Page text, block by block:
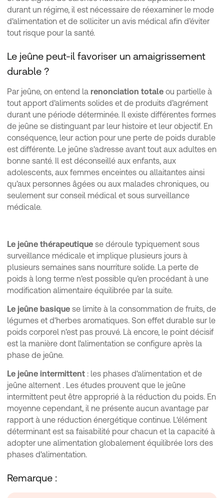
durant un régime, il est nécessaire de réexaminer le mode
d'alimentation et de solliciter un avis médical afin d’éviter
tout risque pour la santé.
Le jeûne peut-il favoriser un amaigrissement
durable ?
Par jeûne, on entend la renonciation totale ou partielle à
tout apport d'aliments solides et de produits d’agrément
durant une période déterminée. Il existe différentes formes
de jeûne se distinguant par leur histoire et leur objectif. En
conséquence, leur action pour une perte de poids durable
est différente. Le jeûne s'adresse avant tout aux adultes en
bonne santé. Il est déconseillé aux enfants, aux
adolescents, aux femmes enceintes ou allaitantes ainsi
qu’aux personnes âgées ou aux malades chroniques, ou
seulement sur conseil médical et sous surveillance
médicale.
Le jeûne thérapeutique se déroule typiquement sous
surveillance médicale et implique plusieurs jours à
plusieurs semaines sans nourriture solide. La perte de
poids à long terme n’est possible qu’en procédant à une
modification alimentaire équilibrée par la suite.
Le jeûne basique se limite à la consommation de fruits, de
légumes et d'herbes aromatiques. Son effet durable sur le
poids corporel n'est pas prouvé. Là encore, le point décisif
est la manière dont l'alimentation se configure après la
phase de jeûne.
Le jeûne intermittent : les phases d'alimentation et de
jeûne alternent . Les études prouvent que le jeûne
intermittent peut être approprié à la réduction du poids. En
moyenne cependant, il ne présente aucun avantage par
rapport à une réduction énergétique continue. L‘élément
déterminant est sa faisabilité pour chacun et la capacité à
adopter une alimentation globalement équilibrée lors des
phases d'alimentation.
Remarque :